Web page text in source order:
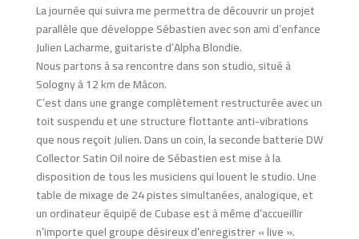
La journée qui suivra me permettra de découvrir un projet
parallèle que développe Sébastien avec son ami d’enfance
Julien Lacharme, guitariste d’Alpha Blondie.
Nous partons à sa rencontre dans son studio, situé à
Sologny à 12 km de Mâcon.
C’est dans une grange complètement restructurée avec un
toit suspendu et une structure flottante anti-vibrations
que nous reçoit Julien. Dans un coin, la seconde batterie DW
Collector Satin Oil noire de Sébastien est mise à la
disposition de tous les musiciens qui louent le studio. Une
table de mixage de 24 pistes simultanées, analogique, et
un ordinateur équipé de Cubase est à même d’accueillir
n’importe quel groupe désireux d’enregistrer « live ».